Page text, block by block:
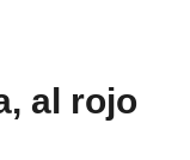
al rojo